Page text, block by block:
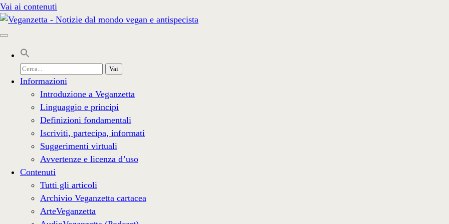
Vai ai contenuti
Cerca
per:
Informazioni
Introduzione a Veganzetta
Linguaggio e principi
Definizioni fondamentali
Iscriviti, partecipa, informati
Suggerimenti virtuali
Avvertenze e licenza d’uso
Contenuti
Tutti gli articoli
Archivio Veganzetta cartacea
ArteVeganzetta